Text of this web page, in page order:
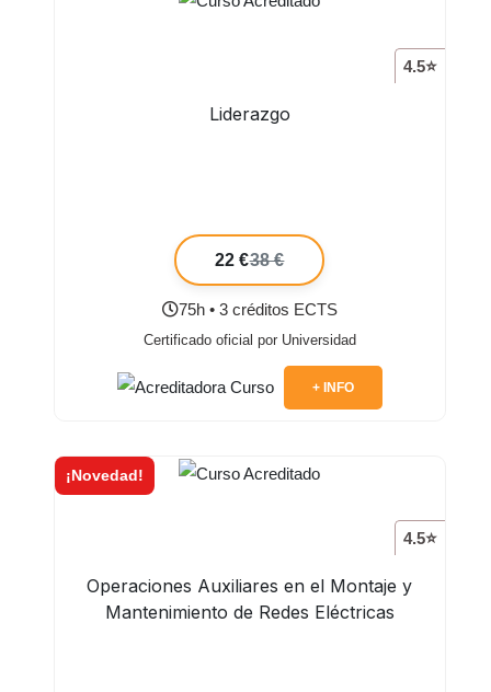
4.5⭐
Liderazgo
22 €38 €
75h • 3 créditos ECTS
Certificado oficial por Universidad
+ INFO
¡Novedad!
4.5⭐
Operaciones Auxiliares en el Montaje y
Mantenimiento de Redes Eléctricas